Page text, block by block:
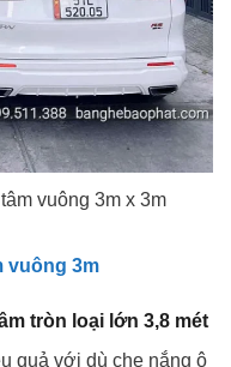
vuông 3m x 3m
vuông 3m
tròn loại lớn 3,8 mét
quả với dù che nắng ô